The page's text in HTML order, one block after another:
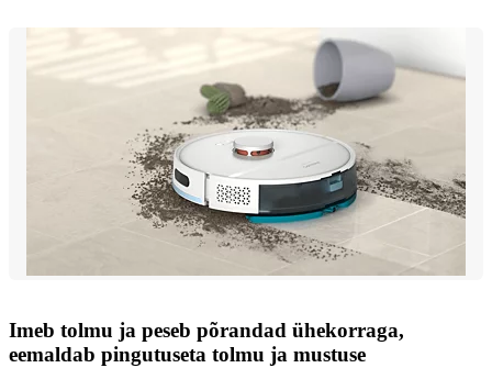
Imeb tolmu ja peseb põrandad ühekorraga,
eemaldab pingutuseta tolmu ja mustuse